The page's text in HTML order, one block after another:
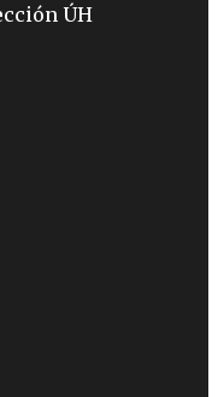
ÚH